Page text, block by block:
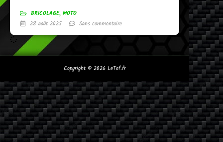
BRICOLAGE, MOTO
28 août 2025
Sans commentaire
Copyright © 2026 LeTof.fr